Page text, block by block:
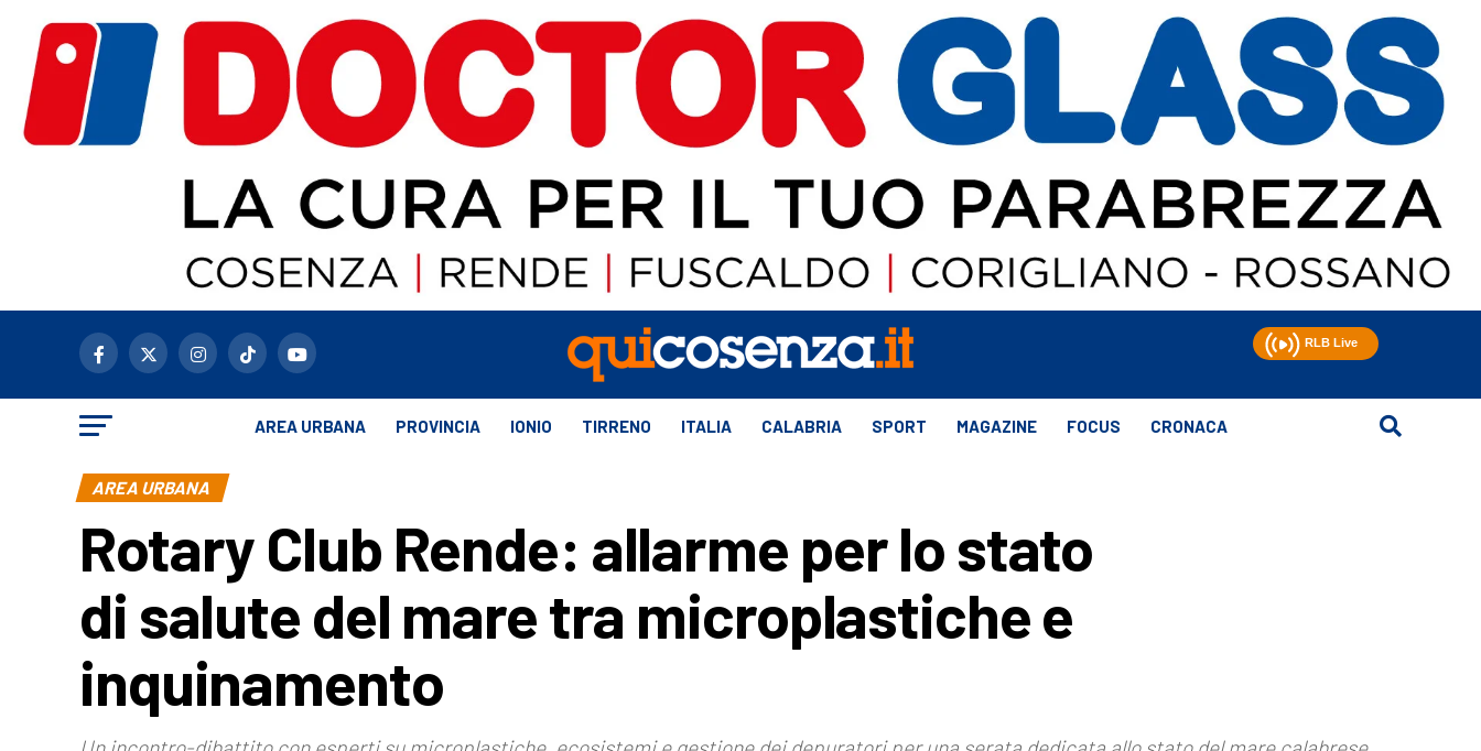
AREA URBANA PROVINCIA IONIO TIRRENO ITALIA CALABRIA SPORT MAGAZINE FOCUS CRONACA
AREA URBANA
Rotary Club Rende: allarme per lo stato
di salute del mare tra microplastiche e
inquinamento